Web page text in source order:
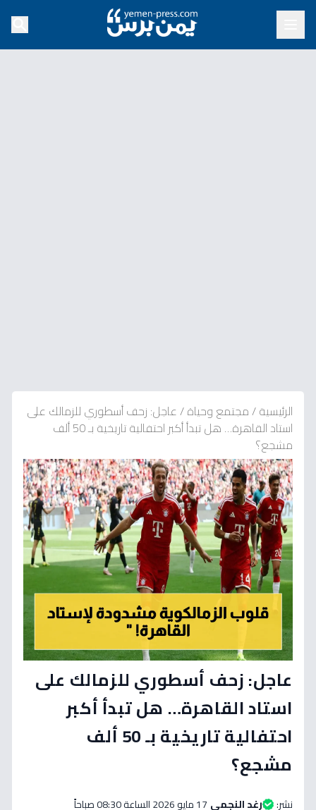
الرئيسية/مجتمع وحياة/عاجل: زحف أسطوري للزمالك على
استاد القاهرة… هل تبدأ أكبر احتفالية تاريخية بـ 50 ألف
مشجع؟
عاجل: زحف أسطوري للزمالك على
استاد القاهرة… هل تبدأ أكبر
احتفالية تاريخية بـ 50 ألف
مشجع؟
نشر: رغد النجمي 17 مايو 2026 الساعة 08:30 صباحاً